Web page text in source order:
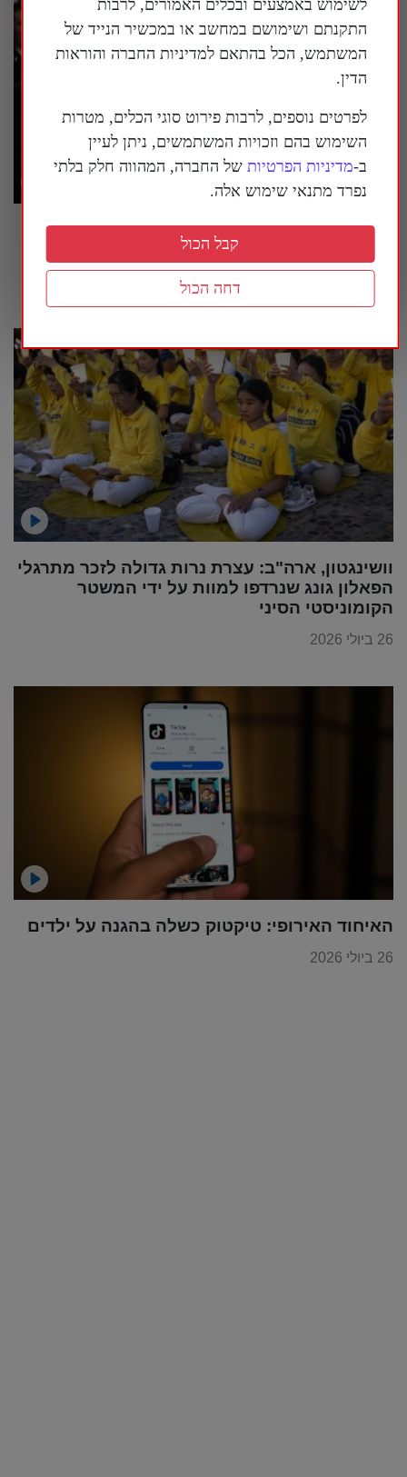
טראמפ הורה: להציב שלטי אזהרה סביב מוזיאון
ההיסטוריה הלאומי של ארה"ב
וושינגטון, ארה"ב: עצרת נרות גדולה לזכר מתרגלי
הפאלון גונג שנרדפו למוות על ידי המשטר
הקומוניסטי הסיני
26 ביולי 2026
האיחוד האירופי: טיקטוק כשלה בהגנה על ילדים
26 ביולי 2026
לשימוש באמצעים ובכלים האמורים, לרבות
התקנתם ושימושם במחשב או במכשיר הנייד של
המשתמש, הכל בהתאם למדיניות החברה והוראות
הדין.
לפרטים נוספים, לרבות פירוט סוגי הכלים, מטרות
השימוש בהם וזכויות המשתמשים, ניתן לעיין
ב-מדיניות הפרטיות של החברה, המהווה חלק בלתי
נפרד מתנאי שימוש אלה.
דחה הכול
קבל הכול